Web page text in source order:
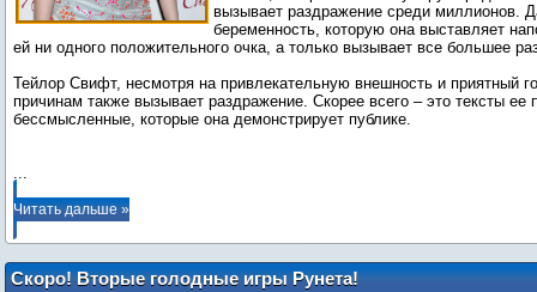
вызывает раздражение среди миллионов.
беременность, которую она выставляет
ей ни одного положительного очка, а только вызывает все большее
Тейлор Свифт, несмотря на привлекательную внешность и приятный
причинам также вызывает раздражение. Скорее всего – это тексты ее
бессмысленные, которые она демонстрирует публике.
...
Читать дальше »
Скоро! Вторые голодные игры Рунета!